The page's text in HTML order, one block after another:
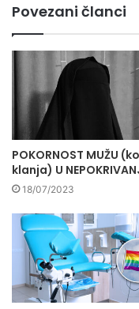
Povezani članci
POKORNOST MUŽU
klanja) U
18/07/2023